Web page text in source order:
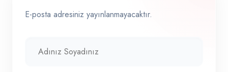
E-posta adresiniz yayınlanmayacaktır.